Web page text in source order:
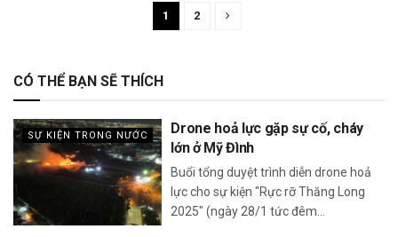
1 2
CÓ THỂ BẠN SẼ THÍCH
SỰ KIỆN TRONG NƯỚC
Drone hoả lực gặp sự cố, cháy
lớn ở Mỹ Đình
Buổi tổng duyệt trình diễn drone hoả
lực cho sự kiện "Rực rỡ Thăng Long
2025" (ngày 28/1 tức đêm...